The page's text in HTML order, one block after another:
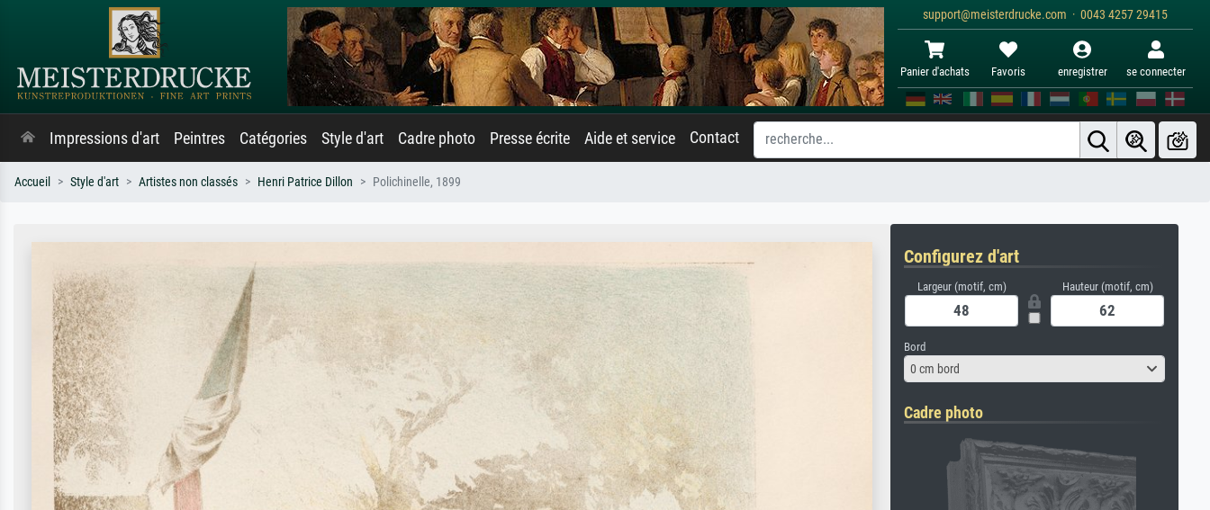
support@meisterdrucke.com · 0043 4257 29415
Panier d'achats Favoris enregistrer se connecter
Impressions d'art Peintres Catégories Style d'art Cadre photo Presse écrite Aide et service Contact
Accueil Style d'art Artistes non classés Henri Patrice Dillon Polichinelle, 1899
Configurez d'art
Largeur (motif, cm) Hauteur (motif, cm)
Bord
0 cm bord
Cadre photo